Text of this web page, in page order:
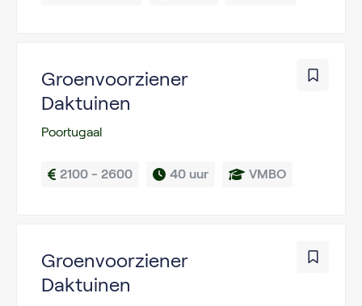
Groenvoorziener
Daktuinen
Poortugaal
2100 - 2600 40 uur VMBO
Groenvoorziener
Daktuinen